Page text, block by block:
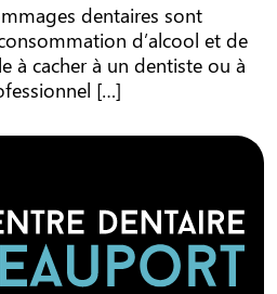
dentaires sont
d’alcool et de
à cacher à un dentiste ou à
[…]